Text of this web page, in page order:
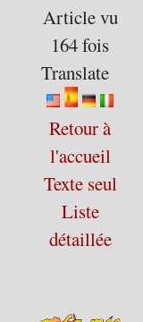
Article vu
164 fois
Translate
Retour à
l'accueil
Texte seul
Liste
détaillée